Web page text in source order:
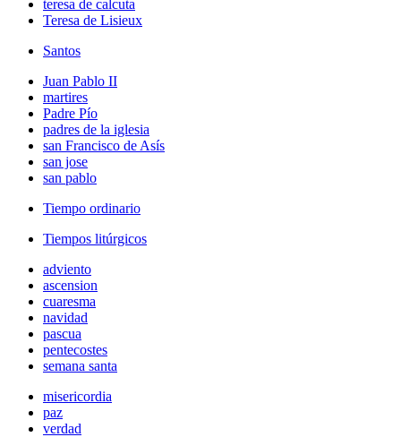
teresa de calcuta
Teresa de Lisieux
Santos
Juan Pablo II
martires
Padre Pío
padres de la iglesia
san Francisco de Asís
san jose
san pablo
Tiempo ordinario
Tiempos litúrgicos
adviento
ascension
cuaresma
navidad
pascua
pentecostes
semana santa
misericordia
paz
verdad